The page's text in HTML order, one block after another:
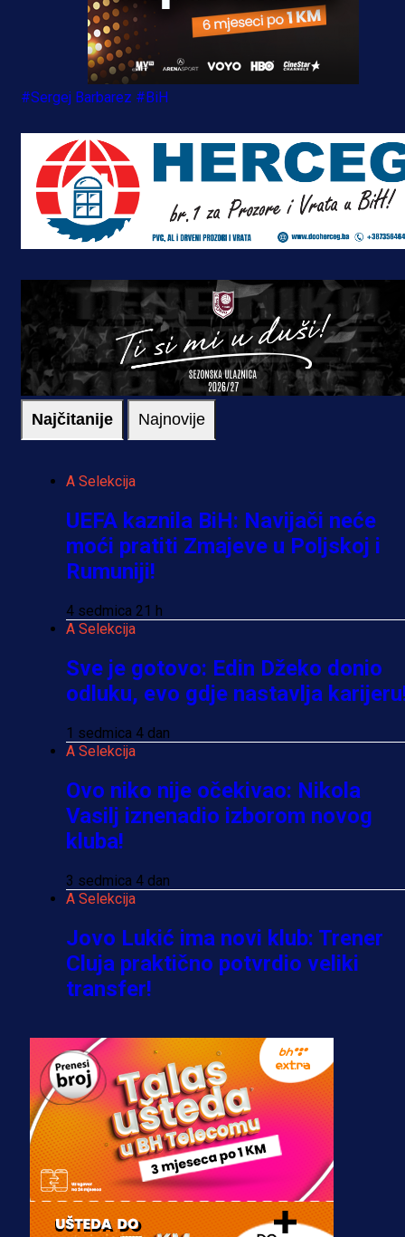
#Sergej Barbarez #BiH
Najčitanije Najnovije
A Selekcija
UEFA kaznila BiH: Navijači neće
moći pratiti Zmajeve u Poljskoj i
Rumuniji!
4 sedmica 21 h
A Selekcija
Sve je gotovo: Edin Džeko donio
odluku, evo gdje nastavlja
1 sedmica 4 dan
A Selekcija
Ovo niko nije očekivao: Nikola
Vasilj iznenadio izborom novog
kluba!
3 sedmica 4 dan
A Selekcija
Jovo Lukić ima novi klub: Trener
Cluja praktično potvrdio veliki
transfer!
A Selekcija
Stigla potvrda od predsjednika
kluba: Jovo Lukić uskoro pravi
transfer!?
3 sedmica 3 dan
A Selekcija